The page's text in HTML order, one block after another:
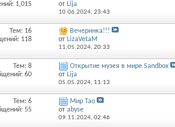
1,015
от Lija
10.06.2024, 23:43
Тем: 16
118
Вечеринка!!!
от LizaVetaM
11.05.2024, 20:33
Тем: 8
60
Открытие музея в мире Sandbox
от Lija
05.05.2024, 11:13
Тем: 6
55
Мир Тао
от abyse
09.11.2024, 02:46